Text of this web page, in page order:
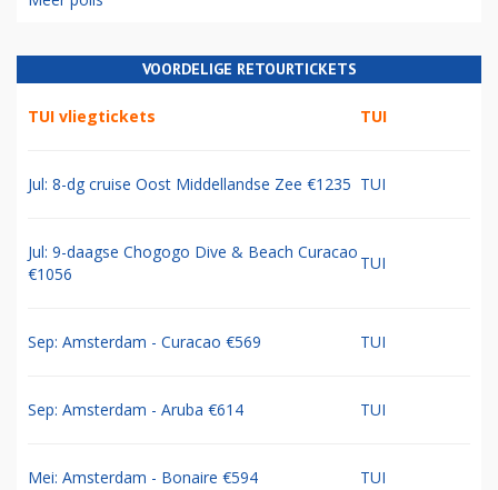
VOORDELIGE RETOURTICKETS
TUI vliegtickets TUI
Jul: 8-dg cruise Oost Middellandse Zee €1235 TUI
Jul: 9-daagse Chogogo Dive & Beach Curacao
€1056
TUI
Sep: Amsterdam - Curacao €569 TUI
Sep: Amsterdam - Aruba €614 TUI
Mei: Amsterdam - Bonaire €594 TUI